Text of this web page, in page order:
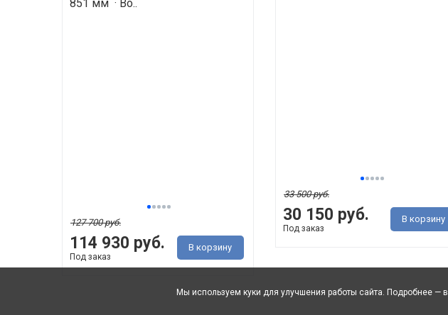
851 мм · Во..
114 930 руб.
127 700 руб.
Под заказ
В корзину
30 150 руб.
33 500 руб.
Под заказ
В корзину
Мы используем куки для улучшения работы сайта. Подробнее — в